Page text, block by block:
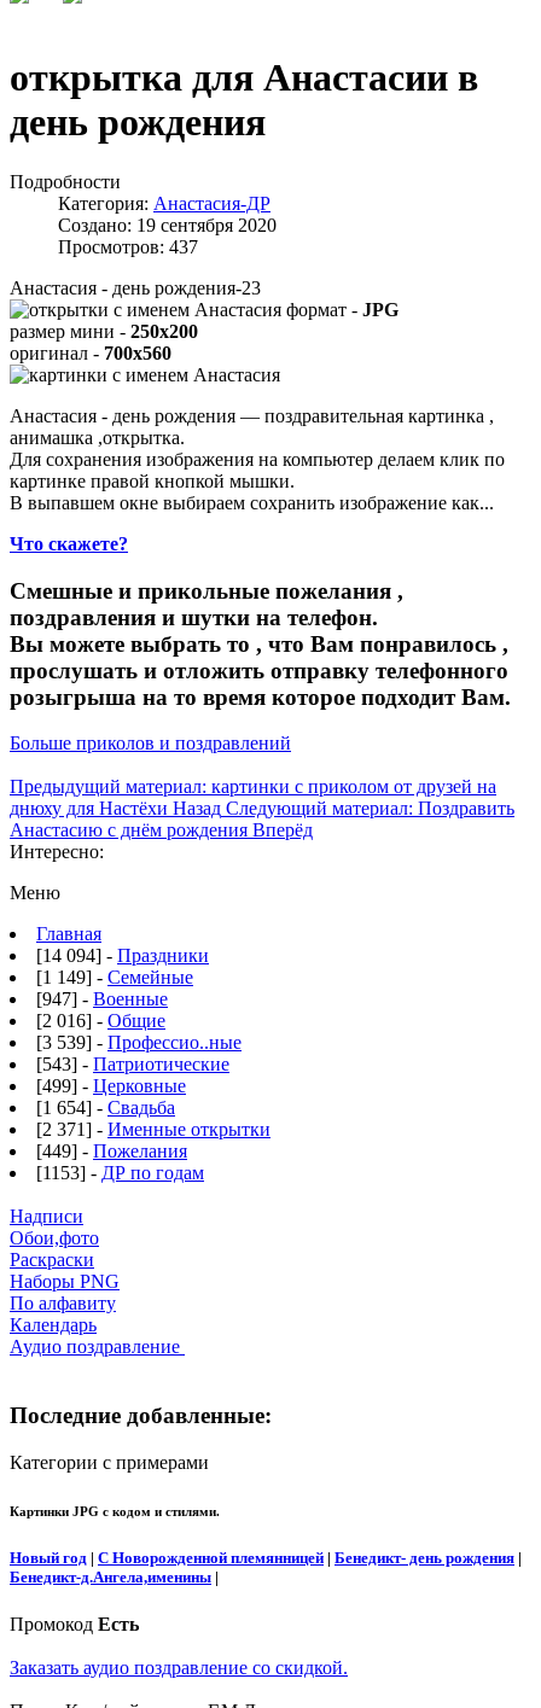
открытка для Анастасии в
день рождения
Подробности
Категория: Анастасия-ДР
Создано: 19 сентября 2020
Просмотров: 437
Анастасия - день рождения-23
формат - JPG
размер мини - 250x200
оригинал - 700x560
Анастасия - день рождения — поздравительная картинка ,
анимашка ,открытка.
Для сохранения изображения на компьютер делаем клик по
картинке правой кнопкой мышки.
В выпавшем окне выбираем сохранить изображение как...
Что скажете?
Смешные и прикольные пожелания ,
поздравления и шутки на телефон.
Вы можете выбрать то , что Вам понравилось ,
прослушать и отложить отправку телефонного
розыгрыша на то время которое подходит Вам.
Больше приколов и поздравлений
Предыдущий материал: картинки с приколом от друзей на
днюху для Настёхи Назад Следующий материал: Поздравить
Анастасию с днём рождения Вперёд
Интересно:
Меню
Главная
[14 094] - Праздники
[1 149] - Семейные
[947] - Военные
[2 016] - Общие
[3 539] - Профессио..ные
[543] - Патриотические
[499] - Церковные
[1 654] - Свадьба
[2 371] - Именные открытки
[449] - Пожелания
[1153] - ДР по годам
Надписи
Обои,фото
Раскраски
Наборы PNG
По алфавиту
Календарь
Аудио поздравление
Последние добавленные:
Категории с примерами
Картинки JPG с кодом и стилями.
Новый год | С Новорожденной племянницей | Бенедикт- день рождения |
Бенедикт-д.Ангела,именины |
Промокод Есть
Заказать аудио поздравление со скидкой.